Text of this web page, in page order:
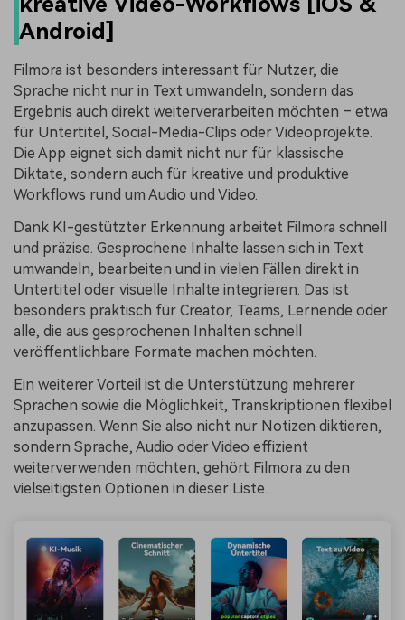
Android]
Filmora ist besonders interessant für Nutzer, die
Sprache nicht nur in Text umwandeln, sondern das
Ergebnis auch direkt weiterverarbeiten möchten – etwa
für Untertitel, Social-Media-Clips oder Videoprojekte.
Die App eignet sich damit nicht nur für klassische
Diktate, sondern auch für kreative und produktive
Workflows rund um Audio und Video.
Dank KI-gestützter Erkennung arbeitet Filmora schnell
und präzise. Gesprochene Inhalte lassen sich in Text
umwandeln, bearbeiten und in vielen Fällen direkt in
Untertitel oder visuelle Inhalte integrieren. Das ist
besonders praktisch für Creator, Teams, Lernende oder
alle, die aus gesprochenen Inhalten schnell
veröffentlichbare Formate machen möchten.
Ein weiterer Vorteil ist die Unterstützung mehrerer
Sprachen sowie die Möglichkeit, Transkriptionen flexibel
anzupassen. Wenn Sie also nicht nur Notizen diktieren,
sondern Sprache, Audio oder Video effizient
weiterverwenden möchten, gehört Filmora zu den
vielseitigsten Optionen in dieser Liste.